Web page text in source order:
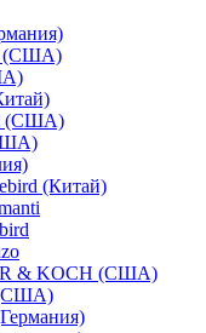
(США)
(США)
(Китай)
& KOCH (США)
(США)